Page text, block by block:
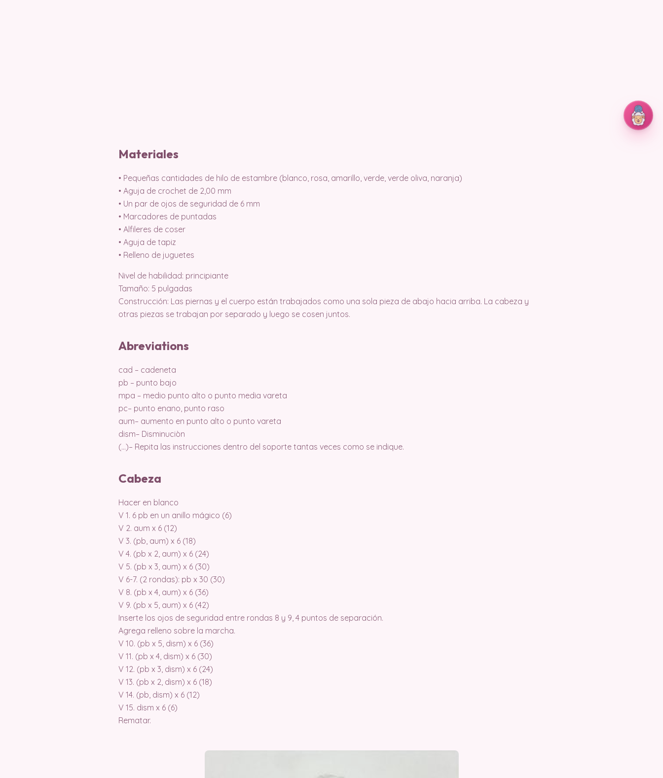
Materiales
• Pequeñas cantidades de hilo de estambre (blanco, rosa, amarillo, verde, verde oliva, naranja)
• Aguja de crochet de 2,00 mm
• Un par de ojos de seguridad de 6 mm
• Marcadores de puntadas
• Alfileres de coser
• Aguja de tapiz
• Relleno de juguetes
Nivel de habilidad: principiante
Tamaño: 5 pulgadas
Construcción: Las piernas y el cuerpo están trabajados como una sola pieza de abajo hacia arriba. La cabeza y
otras piezas se trabajan por separado y luego se cosen juntos.
Abreviations
cad – cadeneta
pb – punto bajo
mpa – medio punto alto o punto media vareta
pc– punto enano, punto raso
aum– aumento en punto alto o punto vareta
dism– Disminuciòn
(…)– Repita las instrucciones dentro del soporte tantas veces como se indique.
Cabeza
Hacer en blanco
V 1. 6 pb en un anillo mágico (6)
V 2. aum x 6 (12)
V 3. (pb, aum) x 6 (18)
V 4. (pb x 2, aum) x 6 (24)
V 5. (pb x 3, aum) x 6 (30)
V 6-7. (2 rondas): pb x 30 (30)
V 8. (pb x 4, aum) x 6 (36)
V 9. (pb x 5, aum) x 6 (42)
Inserte los ojos de seguridad entre rondas 8 y 9, 4 puntos de separación.
Agrega relleno sobre la marcha.
V 10. (pb x 5, dism) x 6 (36)
V 11. (pb x 4, dism) x 6 (30)
V 12. (pb x 3, dism) x 6 (24)
V 13. (pb x 2, dism) x 6 (18)
V 14. (pb, dism) x 6 (12)
V 15. dism x 6 (6)
Rematar.